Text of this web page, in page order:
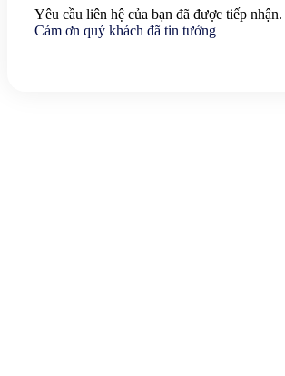
Yêu cầu liên hệ của bạn đã được tiếp
Cám ơn quý khách đã tin tưởng